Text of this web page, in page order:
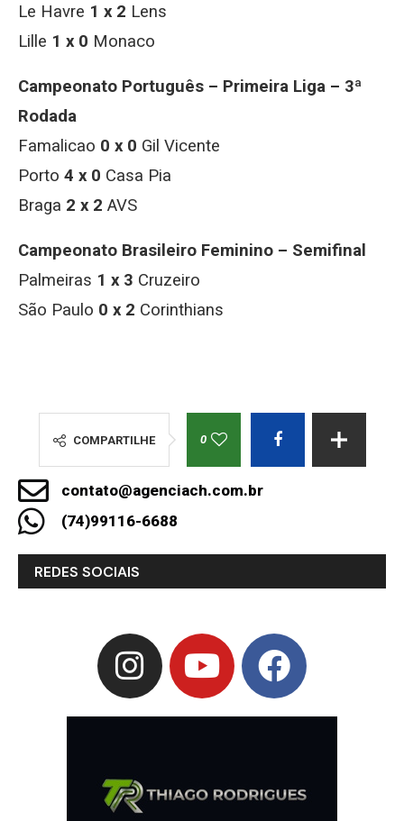
Le Havre 1 x 2 Lens
Lille 1 x 0 Monaco
Campeonato Português – Primeira Liga – 3ª
Rodada
Famalicao 0 x 0 Gil Vicente
Porto 4 x 0 Casa Pia
Braga 2 x 2 AVS
Campeonato Brasileiro Feminino – Semifinal
Palmeiras 1 x 3 Cruzeiro
São Paulo 0 x 2 Corinthians
COMPARTILHE 0
contato@agenciach.com.br
(74)99116-6688
REDES SOCIAIS